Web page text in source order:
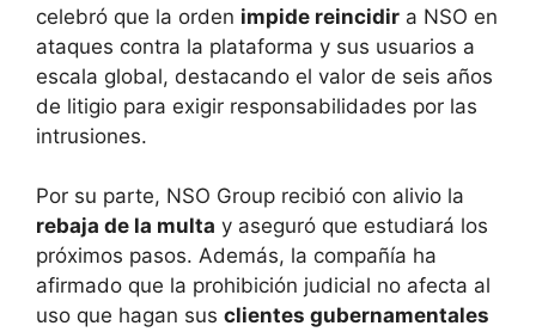
celebró que la orden impide reincidir a NSO en
ataques contra la plataforma y sus usuarios a
escala global, destacando el valor de seis años
de litigio para exigir responsabilidades por las
intrusiones.
Por su parte, NSO Group recibió con alivio la
rebaja de la multa y aseguró que estudiará los
próximos pasos. Además, la compañía ha
afirmado que la prohibición judicial no afecta al
uso que hagan sus clientes gubernamentales